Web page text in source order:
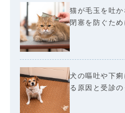
猫が毛玉を吐
閉塞を防ぐた
犬の嘔吐や下
る原因と受診